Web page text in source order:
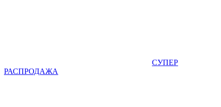
СУПЕР
РАСПРОДАЖА